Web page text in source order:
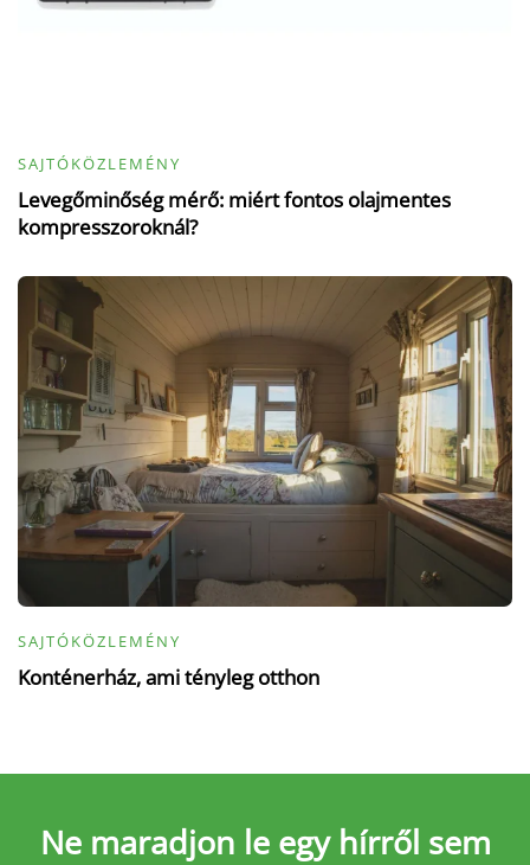
SAJTÓKÖZLEMÉNY
Levegőminőség mérő: miért fontos olajmentes
kompresszoroknál?
SAJTÓKÖZLEMÉNY
Konténerház, ami tényleg otthon
Ne maradjon le egy hírről sem